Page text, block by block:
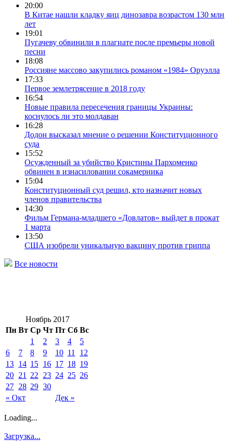
20:00
В Китае нашли кладку яиц динозавра возрастом 130 млн
лет
19:01
Пугачеву обвинили в плагиате после премьеры новой
песни
18:08
Россияне массово закупились романом «1984» Оруэлла
17:33
Первое землетрясение в 2018 году
16:54
Новые правила пересечения границы Украины:
коснулось ли это молдаван
16:28
Додон высказал мнение о решении Конституционного
суда
15:52
Осужденный за убийство Кристины Пархоменко
обвинен в изнасиловании сокамерника
15:04
Конституционный суд решил, кто назначит новых
членов правительства
14:30
Фильм Германа-младшего «Довлатов» выйдет в прокат
1 марта
13:50
США изобрели уникальную вакцину против гриппа
Все новости
Ноябрь 2017
Пн Вт Ср Чт Пт Сб Вс
« Окт Дек »
1 2 3 4
5
6
7 8 9 10 11
12
13 14 15 16 17 18 19
20 21 22 23 24 25 26
27 28 29 30
Loading...
Загрузка...